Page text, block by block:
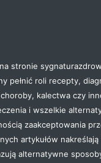
stronie
pełnić roli recepty,
kalectwa czy
i wszelkie
zaakceptowania
artykułów
alternatywne